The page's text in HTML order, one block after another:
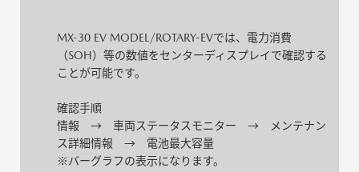
MX-30 EV MODEL/ROTARY-EVでは、電力消費
（SOH）等の数値をセンターディスプレイで確認する
ことが可能です。
確認手順
情報 → 車両ステータスモニター → メンテナン
ス詳細情報 → 電池最大容量
※バーグラフの表示になります。